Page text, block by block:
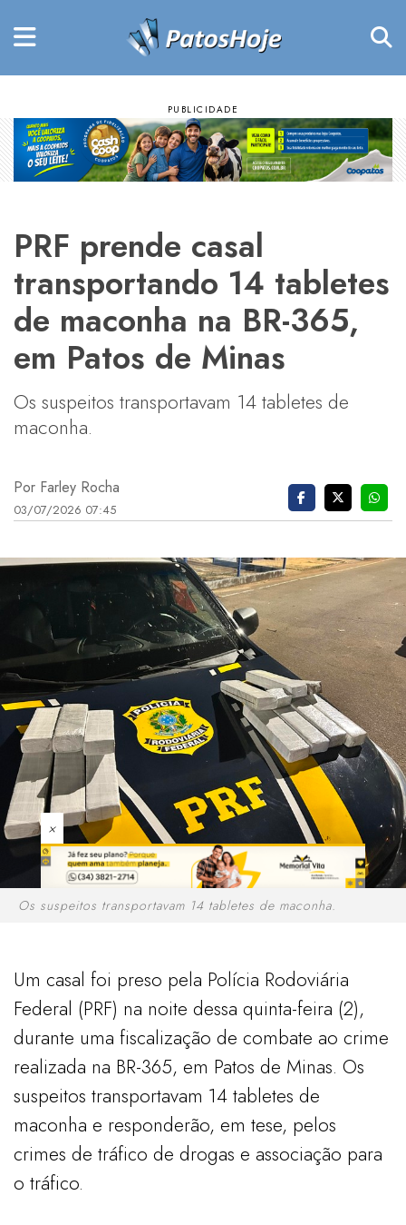
PRF prende casal
transportando 14 tabletes
de maconha na BR-365,
em Patos de Minas
Os suspeitos transportavam 14 tabletes de
maconha.
Por Farley Rocha
03/07/2026 07:45
×
Os suspeitos transportavam 14 tabletes de maconha.
Um casal foi preso pela Polícia Rodoviária
Federal (PRF) na noite dessa quinta-feira (2),
durante uma fiscalização de combate ao crime
realizada na BR-365, em Patos de Minas. Os
suspeitos transportavam 14 tabletes de
maconha e responderão, em tese, pelos
crimes de tráfico de drogas e associação para
o tráfico.